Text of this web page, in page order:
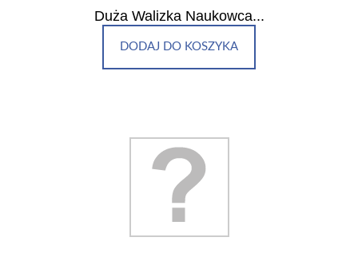
Duża Walizka Naukowca...
DODAJ DO KOSZYKA